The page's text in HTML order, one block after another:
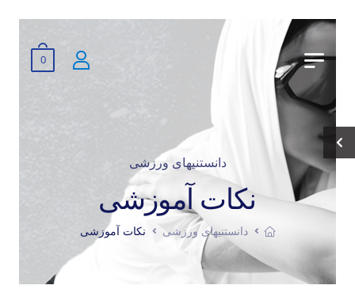
0
دانستنیهای ورزشی
نکات آموزشی
دانستنیهای ورزشی نکات آموزشی